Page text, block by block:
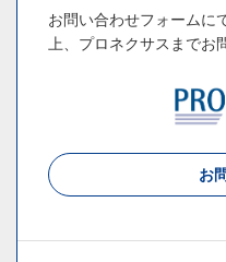
お問い合わせフォームに
上、 プロネクサスまでお
お